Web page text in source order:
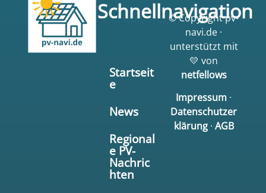
Schnellnavigation
Startseit
e
News
Regional
e PV-
Nachric
hten
© Copyright pv-
navi.de ·
unterstützt mit
💛 von
netfellows
Impressum ·
Datenschutzer
klärung· AGB